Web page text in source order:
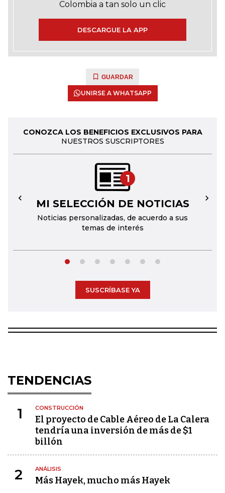
Colombia a tan solo un clic
DESCARGUE LA APP
GUARDAR
UNIRSE A WHATSAPP
CONOZCA LOS BENEFICIOS EXCLUSIVOS PARA
NUESTROS SUSCRIPTORES
1
MI SELECCIÓN DE NOTICIAS
Noticias personalizadas, de acuerdo a sus
temas de interés
← →
SUSCRÍBASE YA
TENDENCIAS
1 CONSTRUCCIÓN
El proyecto de Cable Aéreo de La Calera
tendría una inversión de más de $1
billón
2 ANÁLISIS
Más Hayek, mucho más Hayek